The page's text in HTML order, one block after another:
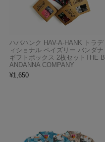
ハバハンク HAV-A-HANK トラデ
ィショナル ペイズリー バンダナ
ギフトボックス 2枚セットTHE B
ANDANNA COMPANY
¥1,650